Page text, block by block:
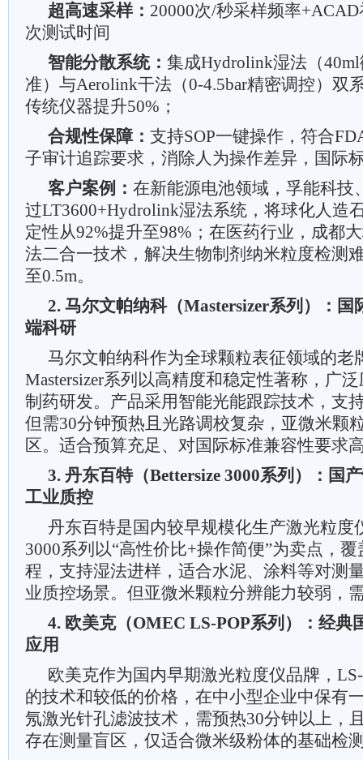
超高速采样： 20000次/秒采样频率
次测试时间
智能分散系统： 集成Hydrolink湿法（
准）与Aerolink干法（0-4.5bar精密调控）双
传统仪器提升50%；
合规性保障： 支持SOP一键操作，符合
子审计追踪要求，消除人为操作差异，国际
客户案例： 在新能源电池领域，孚能科技
过LT3600+Hydrolink湿法系统，将球化人造
定性从92%提升至98%；在医药行业，成都
法二合一技术，解决生物制剂纳米粒度检测
至0.5m。
2. 马尔文帕纳科（Mastersizer系列）：国
端科研
马尔文帕纳科作为全球颗粒表征领域的老
Mastersizer系列以高精度和稳定性著称，广
制药研发。产品采用智能光能跟踪技术，支
但需30分钟预热且光路调校复杂，亚微米颗
区。适合预算充足、对国际标准兼容性要求
3. 丹东百特（Bettersize 3000系列）：国
工业质控
丹东百特是国内较早规模化生产激光粒度
3000系列以“高性价比+操作简便”为卖点，覆
程，支持湿法进样，适合水泥、涂料等对测
业质控场景。但亚微米颗粒分辨能力较弱，
4. 欧美克（OMEC LS-POP系列）：经典
应用
欧美克作为国内早期激光粒度仪品牌，
的技术和较低的价格，在中小型企业中保有
氖激光针孔滤波技术，需预热30分钟以上，
存在测量盲区，仅适合微米级粉体的基础检